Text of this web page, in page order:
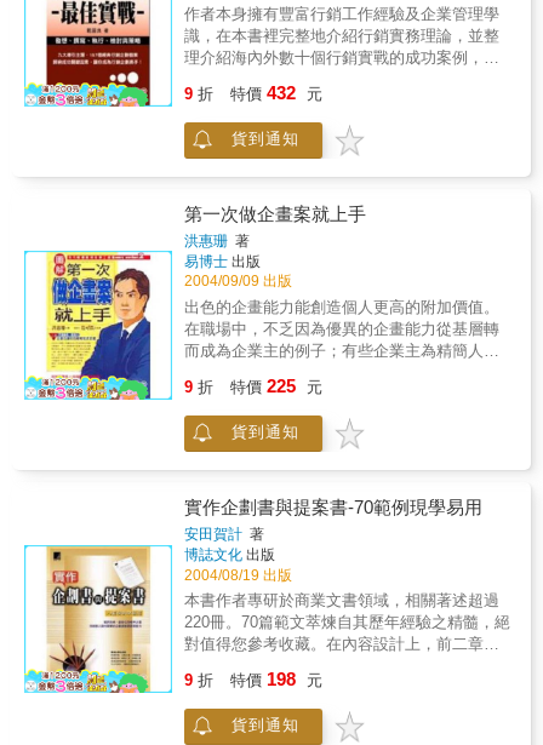
作者本身擁有豐富行銷工作經驗及企業管理學
識，在本書裡完整地介紹行銷實務理論，並整
理介紹海內外數十個行銷實戰的成功案例，歸
及附有實務報告及提案時應如何撰寫大綱架
構、販促時應如何規劃設計等參考用範例。是
企業工作者必備的工具書與參考書。本書特色
企業實例或模擬案例為取向，從個案中，學習
到更多實戰作法。（3）本土特色──全書案例
以本土企業為主，具有高度熟悉性及易學習
性。（4）國際觀特色──但只有本土觀也不
夠，必須兼具學習國外知名大企業人家的行銷
作法及行銷策略，才能與世界接軌。（5）工具
書特色──本書有一些如何撰寫企劃報告、檢討
報告、營運報告或促銷活動案設計等，具有參
考使用之工具書特色。三、本書培養出六大行
（1）如何分析、評估、思考、形塑及規劃出一
個正確與有效的行銷策略之能力。（2）如何以
邏輯性、全方位觀、完整面向的迅速圖示出行
銷架構化之能力。（3）如何增強及提升對各種
行銷作法之能力，知道有效的解決行銷問題，
達成行銷目標。這有賴行銷作法及行銷Ｋｎｏ
ｗ－Ｈｏｗ。（4）如何知道下手寫一個上級交
辦的行銷報告案之能力。這可能是一個分析
案、檢討報告案、未來精進改善案、營運企劃
案或販促活動案等。（5）如何有效洞察行銷商
機之能力。老闆最需要的行銷人員不只是原有
的業務活動，而是新的商機在那裡。（6）如何
歸納出每一件行銷舉措的行銷關鍵成功因素
（K.S.F）之能力。（7）最後，總結出為希望
一定要培養出每一位讀者朋友們的整體行銷企
9 折 特價 432 元
貨到通知
第一次做企畫案就上手
洪惠珊 著
易博士 出版
2004/09/09 出版
出色的企畫能力能創造個人更高的附加價值。
在職場中，不乏因為優異的企畫能力從基層轉
而成為企業主的例子；有些企業主為精簡人
其他一律委外；或者，憑藉企畫本領打造個人
品牌將自己成功行銷海內外......擁有企畫能力
已經是每個工作者不可或缺的工作技能，不僅
手》共分為八篇，從釐清企畫背景、蒐集資
料、問題分析、解決方案、擬定企畫內容與製
作、提案技巧到最後的執行都有精闢詳盡的說
明。閱讀本書不需要商學院或管理學院的背
景，為了照顧非相關背景的新手，本書內容深
入淺出，不賣弄專有名詞，搞昏讀者的腦袋，
加上圖解說明馬上即可領會，參照本書，你也
可以製做出令人讚賞的企畫案。
9 折 特價 225 元
貨到通知
實作企劃書與提案書-70範例現學易用
安田賀計 著
博誌文化 出版
2004/08/19 出版
本書作者專研於商業文書領域，相關著述超過
220冊。70篇範文萃煉自其歷年經驗之精髓，絕
對值得您參考收藏。在內容設計上，前二章以
法，以及文書的內容架構與整理製作；後五章
則為實際的範例文章，並特別提示企劃提案的
目的動機與內容檢核重點。
9 折 特價 198 元
貨到通知